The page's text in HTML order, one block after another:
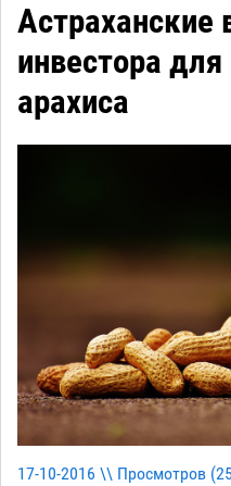
Астраханские
инвестора
арахиса
17-10-2016 \\ Просмотров (